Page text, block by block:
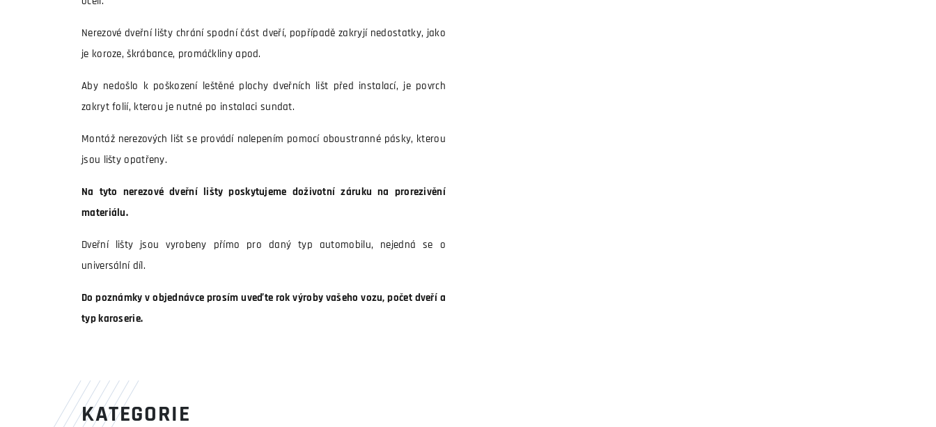
Nerezové dveřní lišty chrání spodní část dveří, popřípadě zakryjí nedostatky, jako
je koroze, škrábance, promáčkliny apod.
Aby nedošlo k poškození leštěné plochy dveřních lišt před instalací, je povrch
zakryt folií, kterou je nutné po instalaci sundat.
Montáž nerezových lišt se provádí nalepením pomocí oboustranné pásky, kterou
jsou lišty opatřeny.
Na tyto nerezové dveřní lišty poskytujeme doživotní záruku na prorezivění
materiálu.
Dveřní lišty jsou vyrobeny přímo pro daný typ automobilu, nejedná se o
universální díl.
Do poznámky v objednávce prosím uveďte rok výroby vašeho vozu, počet dveří a
typ karoserie.
KATEGORIE